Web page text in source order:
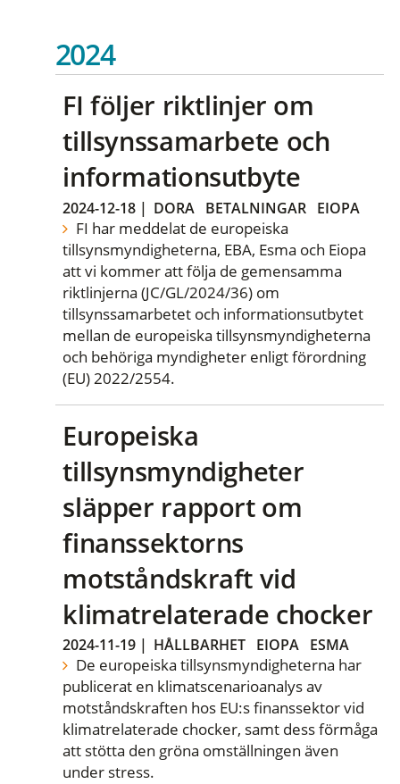
2024
FI följer riktlinjer om
tillsynssamarbete och
informationsutbyte
2024-12-18 | DORA BETALNINGAR EIOPA
FI har meddelat de europeiska
tillsynsmyndigheterna, EBA, Esma och Eiopa
att vi kommer att följa de gemensamma
riktlinjerna (JC/GL/2024/36) om
tillsynssamarbetet och informationsutbytet
mellan de europeiska tillsynsmyndigheterna
och behöriga myndigheter enligt förordning
(EU) 2022/2554.
Europeiska
tillsynsmyndigheter
släpper rapport om
finanssektorns
motståndskraft vid
klimatrelaterade chocker
2024-11-19 | HÅLLBARHET EIOPA ESMA
De europeiska tillsynsmyndigheterna har
publicerat en klimatscenarioanalys av
motståndskraften hos EU:s finanssektor vid
klimatrelaterade chocker, samt dess förmåga
att stötta den gröna omställningen även
under stress.